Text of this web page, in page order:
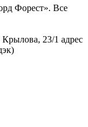
Форест». Все
23/1 адрес